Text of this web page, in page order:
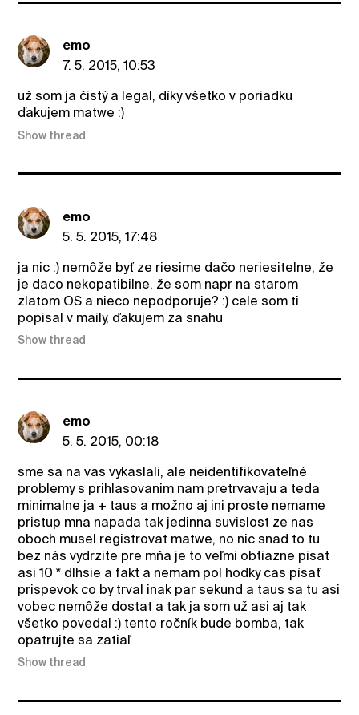
emo
7. 5. 2015, 10:53
už som ja čistý a legal, díky všetko v poriadku
ďakujem matwe :)
Show thread
emo
5. 5. 2015, 17:48
ja nic :) nemôže byť ze riesime dačo neriesitelne, že
je daco nekopatibilne, že som napr na starom
zlatom OS a nieco nepodporuje? :) cele som ti
popisal v maily, ďakujem za snahu
Show thread
emo
5. 5. 2015, 00:18
sme sa na vas vykaslali, ale neidentifikovateľné
problemy s prihlasovanim nam pretrvavaju a teda
minimalne ja + taus a možno aj ini proste nemame
pristup mna napada tak jedinna suvislost ze nas
oboch musel registrovat matwe, no nic snad to tu
bez nás vydrzite pre mňa je to veľmi obtiazne pisat
asi 10 * dlhsie a fakt a nemam pol hodky cas písať
prispevok co by trval inak par sekund a taus sa tu asi
vobec nemôže dostat a tak ja som už asi aj tak
všetko povedal :) tento ročník bude bomba, tak
opatrujte sa zatiaľ
Show thread